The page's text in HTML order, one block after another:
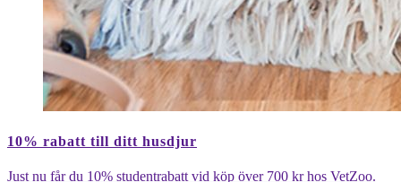
brun-
valp
10% rabatt till ditt husdjur
Just nu får du 10% studentrabatt vid köp över 700 kr hos VetZoo.